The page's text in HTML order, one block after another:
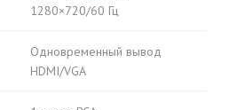
1280×720/60 Гц
Одновременный вывод
HDMI/VGA